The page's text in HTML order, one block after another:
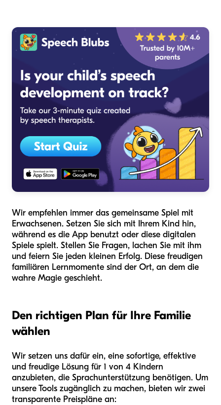
Wir empfehlen immer das gemeinsame Spiel mit
Erwachsenen. Setzen Sie sich mit Ihrem Kind hin,
während es die App benutzt oder diese digitalen
Spiele spielt. Stellen Sie Fragen, lachen Sie mit ihm
und feiern Sie jeden kleinen Erfolg. Diese freudigen
familiären Lernmomente sind der Ort, an dem die
wahre Magie geschieht.
Den richtigen Plan für Ihre Familie
wählen
Wir setzen uns dafür ein, eine sofortige, effektive
und freudige Lösung für 1 von 4 Kindern
anzubieten, die Sprachunterstützung benötigen. Um
unsere Tools zugänglich zu machen, bieten wir zwei
transparente Preispläne an: